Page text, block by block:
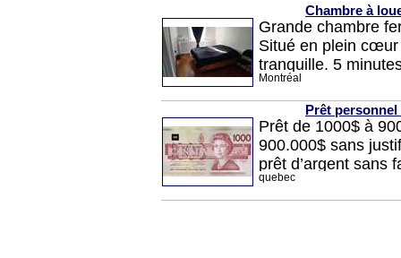
Chambre à
Grande chambre
Situé en plein cœur
tranquille. 5
(Buanderie, resto,
minutes du parc
Montréal
Prêt
Prêt de 1000$ à
900.000$ sans
prêt d’argent sans
pourrez emprunter
quebec